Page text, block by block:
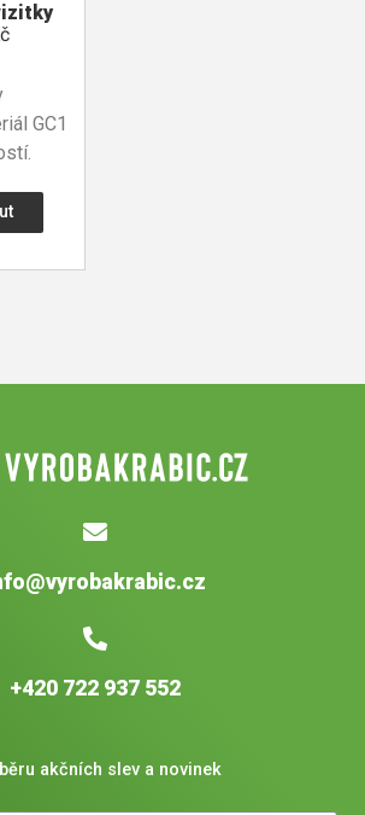
GC1
+420 722 937 552
akčních slev a novinek